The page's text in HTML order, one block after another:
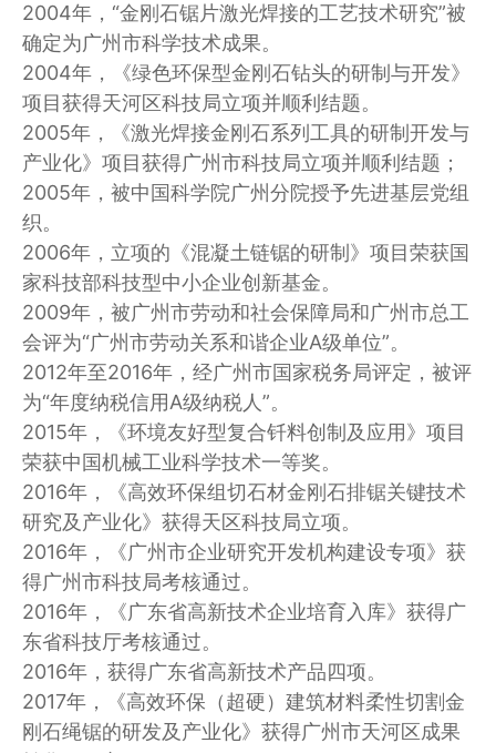
2004年，“金刚石锯片激光焊接的工艺技术研究”被
确定为广州市科学技术成果。
2004年，《绿色环保型金刚石钻头的研制与开发》
项目获得天河区科技局立项并顺利结题。
2005年，《激光焊接金刚石系列工具的研制开发与
产业化》项目获得广州市科技局立项并顺利结题；
2005年，被中国科学院广州分院授予先进基层党组
织。
2006年，立项的《混凝土链锯的研制》项目荣获国
家科技部科技型中小企业创新基金。
2009年，被广州市劳动和社会保障局和广州市总工
会评为“广州市劳动关系和谐企业A级单位”。
2012年至2016年，经广州市国家税务局评定，被评
为“年度纳税信用A级纳税人”。
2015年，《环境友好型复合钎料创制及应用》项目
荣获中国机械工业科学技术一等奖。
2016年，《高效环保组切石材金刚石排锯关键技术
研究及产业化》获得天区科技局立项。
2016年，《广州市企业研究开发机构建设专项》获
得广州市科技局考核通过。
2016年，《广东省高新技术企业培育入库》获得广
东省科技厅考核通过。
2016年，获得广东省高新技术产品四项。
2017年，《高效环保（超硬）建筑材料柔性切割金
刚石绳锯的研发及产业化》获得广州市天河区成果